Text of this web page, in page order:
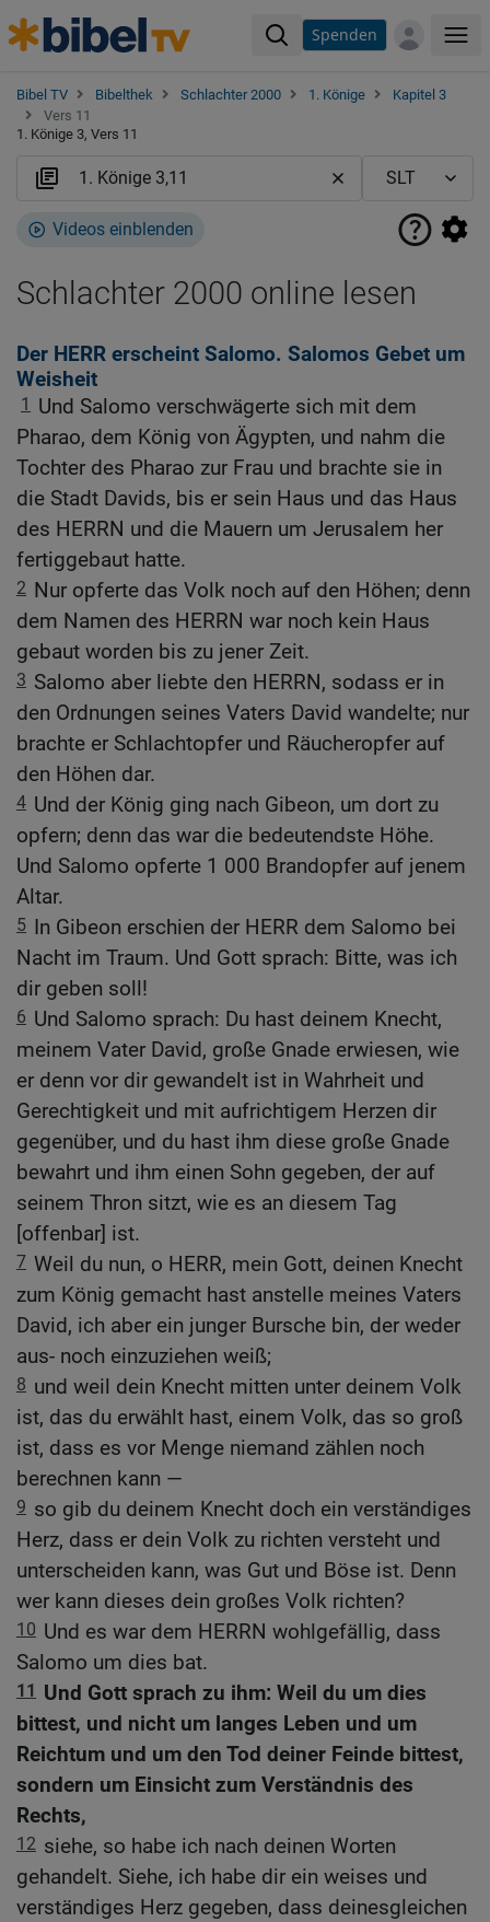
Spenden
Bibel TV Bibelthek Schlachter 2000 1. Könige
Kapitel 3
Vers 11
1. Könige 3, Vers 11
Videos einblenden
Schlachter 2000 online lesen
Der HERR erscheint Salomo. Salomos Gebet um
Weisheit
1
Und Salomo verschwägerte sich mit dem
Pharao, dem König von Ägypten, und nahm die
Tochter des Pharao zur Frau und brachte sie in
die Stadt Davids, bis er sein Haus und das Haus
des HERRN und die Mauern um Jerusalem her
fertiggebaut hatte.
2 Nur opferte das Volk noch auf den Höhen; denn
dem Namen des HERRN war noch kein Haus
gebaut worden bis zu jener Zeit.
3 Salomo aber liebte den HERRN, sodass er in
den Ordnungen seines Vaters David wandelte; nur
brachte er Schlachtopfer und Räucheropfer auf
den Höhen dar.
4 Und der König ging nach Gibeon, um dort zu
opfern; denn das war die bedeutendste Höhe.
Und Salomo opferte 1 000 Brandopfer auf jenem
Altar.
5 In Gibeon erschien der HERR dem Salomo bei
Nacht im Traum. Und Gott sprach: Bitte, was ich
dir geben soll!
6 Und Salomo sprach: Du hast deinem Knecht,
meinem Vater David, große Gnade erwiesen, wie
er denn vor dir gewandelt ist in Wahrheit und
Gerechtigkeit und mit aufrichtigem Herzen dir
gegenüber, und du hast ihm diese große Gnade
bewahrt und ihm einen Sohn gegeben, der auf
seinem Thron sitzt, wie es an diesem Tag
[offenbar] ist.
7 Weil du nun, o HERR, mein Gott, deinen Knecht
zum König gemacht hast anstelle meines Vaters
David, ich aber ein junger Bursche bin, der weder
aus- noch einzuziehen weiß;
8 und weil dein Knecht mitten unter deinem Volk
ist, das du erwählt hast, einem Volk, das so groß
ist, dass es vor Menge niemand zählen noch
berechnen kann —
9 so gib du deinem Knecht doch ein verständiges
Herz, dass er dein Volk zu richten versteht und
unterscheiden kann, was Gut und Böse ist. Denn
wer kann dieses dein großes Volk richten?
10 Und es war dem HERRN wohlgefällig, dass
Salomo um dies bat.
11
Und Gott sprach zu ihm: Weil du um dies
bittest, und nicht um langes Leben und um
Reichtum und um den Tod deiner Feinde bittest,
sondern um Einsicht zum Verständnis des
Rechts,
12 siehe, so habe ich nach deinen Worten
gehandelt. Siehe, ich habe dir ein weises und
verständiges Herz gegeben, dass deinesgleichen